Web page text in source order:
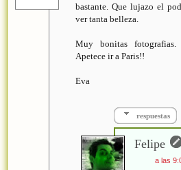
bastante. Que lujazo el
ver tanta belleza.
Muy bonitas fotografias.
Apetece ir a Paris!!
Eva
respuestas
Felipe
a las